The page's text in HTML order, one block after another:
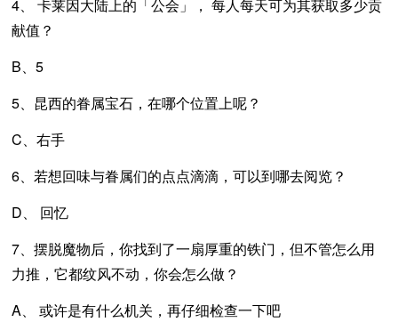
4、 卡莱因大陆上的「公会」， 每人每天可为其获取多少贡
献值？
B、5
5、昆西的眷属宝石，在哪个位置上呢？
C、右手
6、若想回味与眷属们的点点滴滴，可以到哪去阅览？
D、 回忆
7、摆脱魔物后，你找到了一扇厚重的铁门，但不管怎么用
力推，它都纹风不动，你会怎么做？
A、 或许是有什么机关，再仔细检查一下吧